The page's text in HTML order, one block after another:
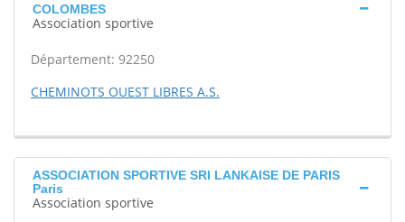
COLOMBES
Association sportive
Département: 92250
CHEMINOTS OUEST LIBRES A.S.
ASSOCIATION SPORTIVE SRI LANKAISE DE PARIS
Paris
Association sportive